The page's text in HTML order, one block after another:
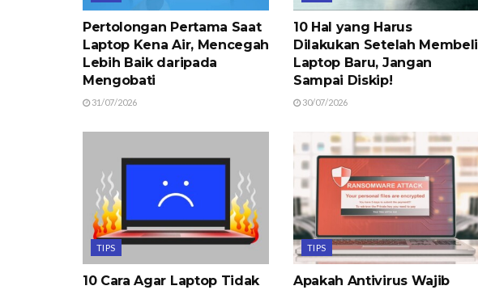
Pertolongan Pertama Saat
Laptop Kena Air, Mencegah
Lebih Baik daripada
Mengobati
31/07/2026
10 Hal yang Harus
Dilakukan Setelah Membeli
Laptop Baru, Jangan
Sampai Diskip!
30/07/2026
TIPS
10 Cara Agar Laptop Tidak
TIPS
Apakah Antivirus Wajib